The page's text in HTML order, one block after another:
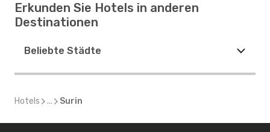
Erkunden Sie Hotels in anderen
Destinationen
Beliebte Städte
Hotels ... Surin